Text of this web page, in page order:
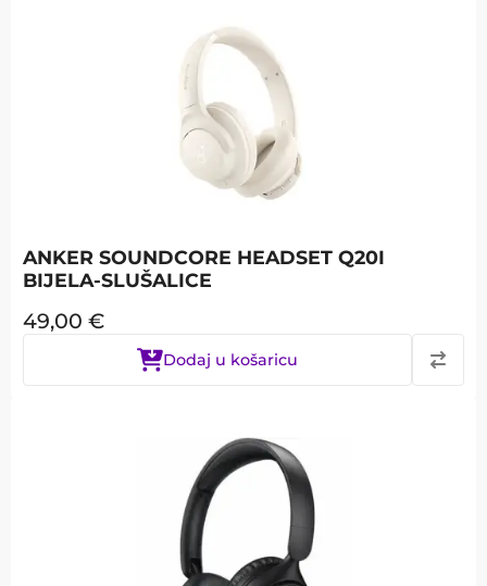
ANKER SOUNDCORE HEADSET Q20I
BIJELA-SLUŠALICE
49,00 €
Dodaj u košaricu